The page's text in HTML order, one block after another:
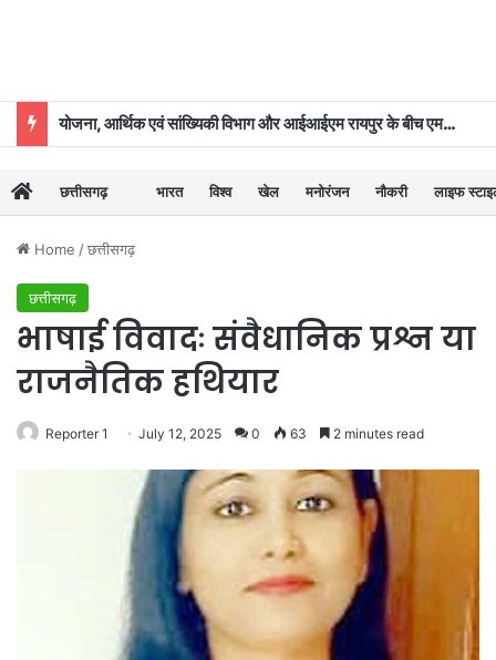
योजना, आर्थिक एवं सांख्यिकी विभाग और आईआईएम रायपुर के बीच एमओयू
छत्तीसगढ़ भारत विश्व खेल मनोरंजन नौकरी लाइफ
Home /छत्तीसगढ़
छत्तीसगढ़
भाषाई विवादः संवैधानिक प्रश्न या
राजनैतिक हथियार
Reporter 1 July 12, 2025 0 63 2 minutes read